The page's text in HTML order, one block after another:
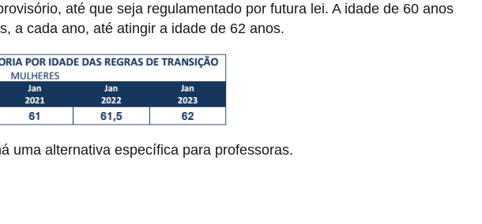
até que seja regulamentado por futura lei. A idade de 60 anos
a cada ano, até atingir a idade de 62 anos.
uma alternativa específica para professoras.